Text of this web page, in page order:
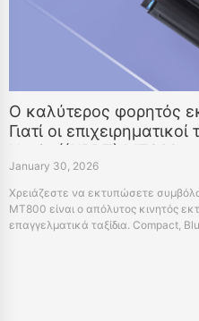
Ο καλύτερος φορητός
Γιατί οι
Hanin ((HPRT) MT800
January 30, 2026
Χρειάζεστε να εκτυπώσετε
MT800 είναι ο απόλυτος κινητός
επαγγελματικά ταξίδια. Compact,